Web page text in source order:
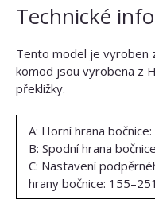
Technické
Tento model je vyroben
komod jsou vyrobena z
překližky.
A: Horní hrana
B: Spodní hrana
C: Nastavení
hrany bočnice: